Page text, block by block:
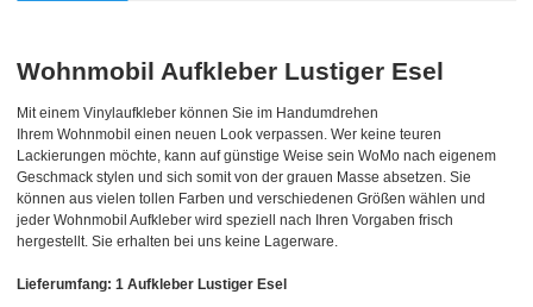
Wohnmobil Aufkleber Lustiger Esel
Mit einem Vinylaufkleber können Sie im Handumdrehen
Ihrem Wohnmobil einen neuen Look verpassen. Wer keine teuren
Lackierungen möchte, kann auf günstige Weise sein WoMo nach eigenem
Geschmack stylen und sich somit von der grauen Masse absetzen. Sie
können aus vielen tollen Farben und verschiedenen Größen wählen und
jeder Wohnmobil Aufkleber wird speziell nach Ihren Vorgaben frisch
hergestellt. Sie erhalten bei uns keine Lagerware.
Lieferumfang: 1 Aufkleber Lustiger Esel